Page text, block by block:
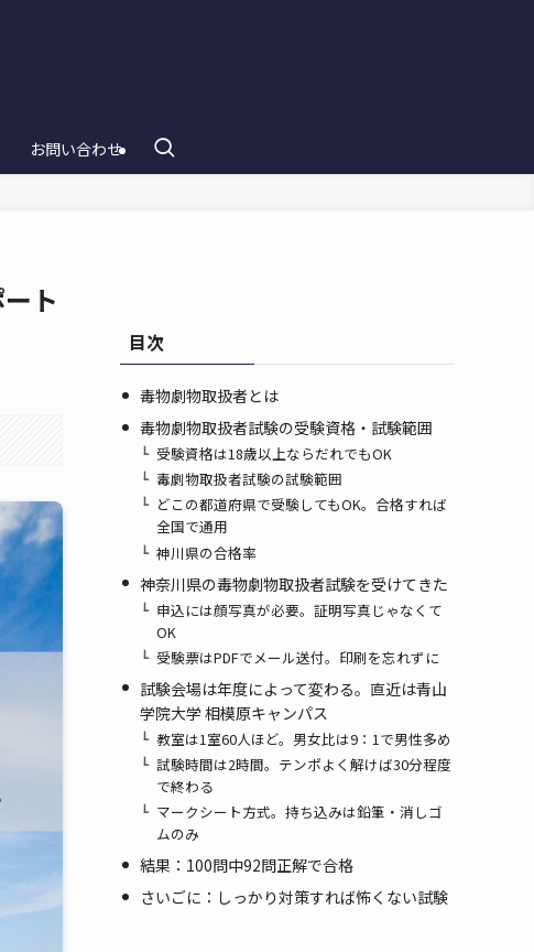
お問い合わせ
ト
目次
毒物劇物取扱者とは
毒物劇物取扱者試験の受験資格・試験範囲
受験資格は18歳以上ならだれでもOK
毒劇物取扱者試験の試験範囲
どこの都道府県で受験してもOK。合格すれば
全国で通用
神川県の合格率
神奈川県の毒物劇物取扱者試験を受けてきた
申込には顔写真が必要。証明写真じゃなくて
OK
受験票はPDFでメール送付。印刷を忘れずに
試験会場は年度によって変わる。直近は青山
学院大学 相模原キャンパス
教室は1室60人ほど。男女比は9：1で男性多め
試験時間は2時間。テンポよく解けば30分程度
で終わる
マークシート方式。持ち込みは鉛筆・消しゴ
ムのみ
結果：100問中92問正解で合格
さいごに：しっかり対策すれば怖くない試験